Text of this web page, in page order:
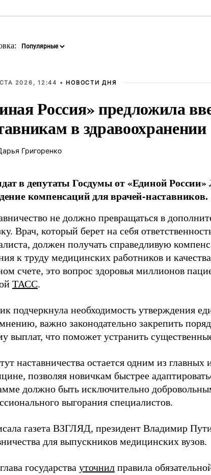
2026, 12:44 • НОВОСТИ ДНЯ
Россия» предложила
в здравоохранении
Григоренко
в депутаты Госдумы от «Единой
компенсаций для врачей-наставников.
не должно превращаться в
Врач, который берет на себя
должен получать справедливую
к труду медицинских работников и
счете, это вопрос здоровья миллионов
ТАСС.
подчеркнула необходимость утверждения
важно законодательно закрепить
выплат, что поможет устранить
наставничества остается одним из главных
позволяя новичкам быстрее
должно быть исключительно
выгорания специалистов.
газета ВЗГЛЯД, президент Владимир
для выпускников медицинских вузов.
государства уточнил правила